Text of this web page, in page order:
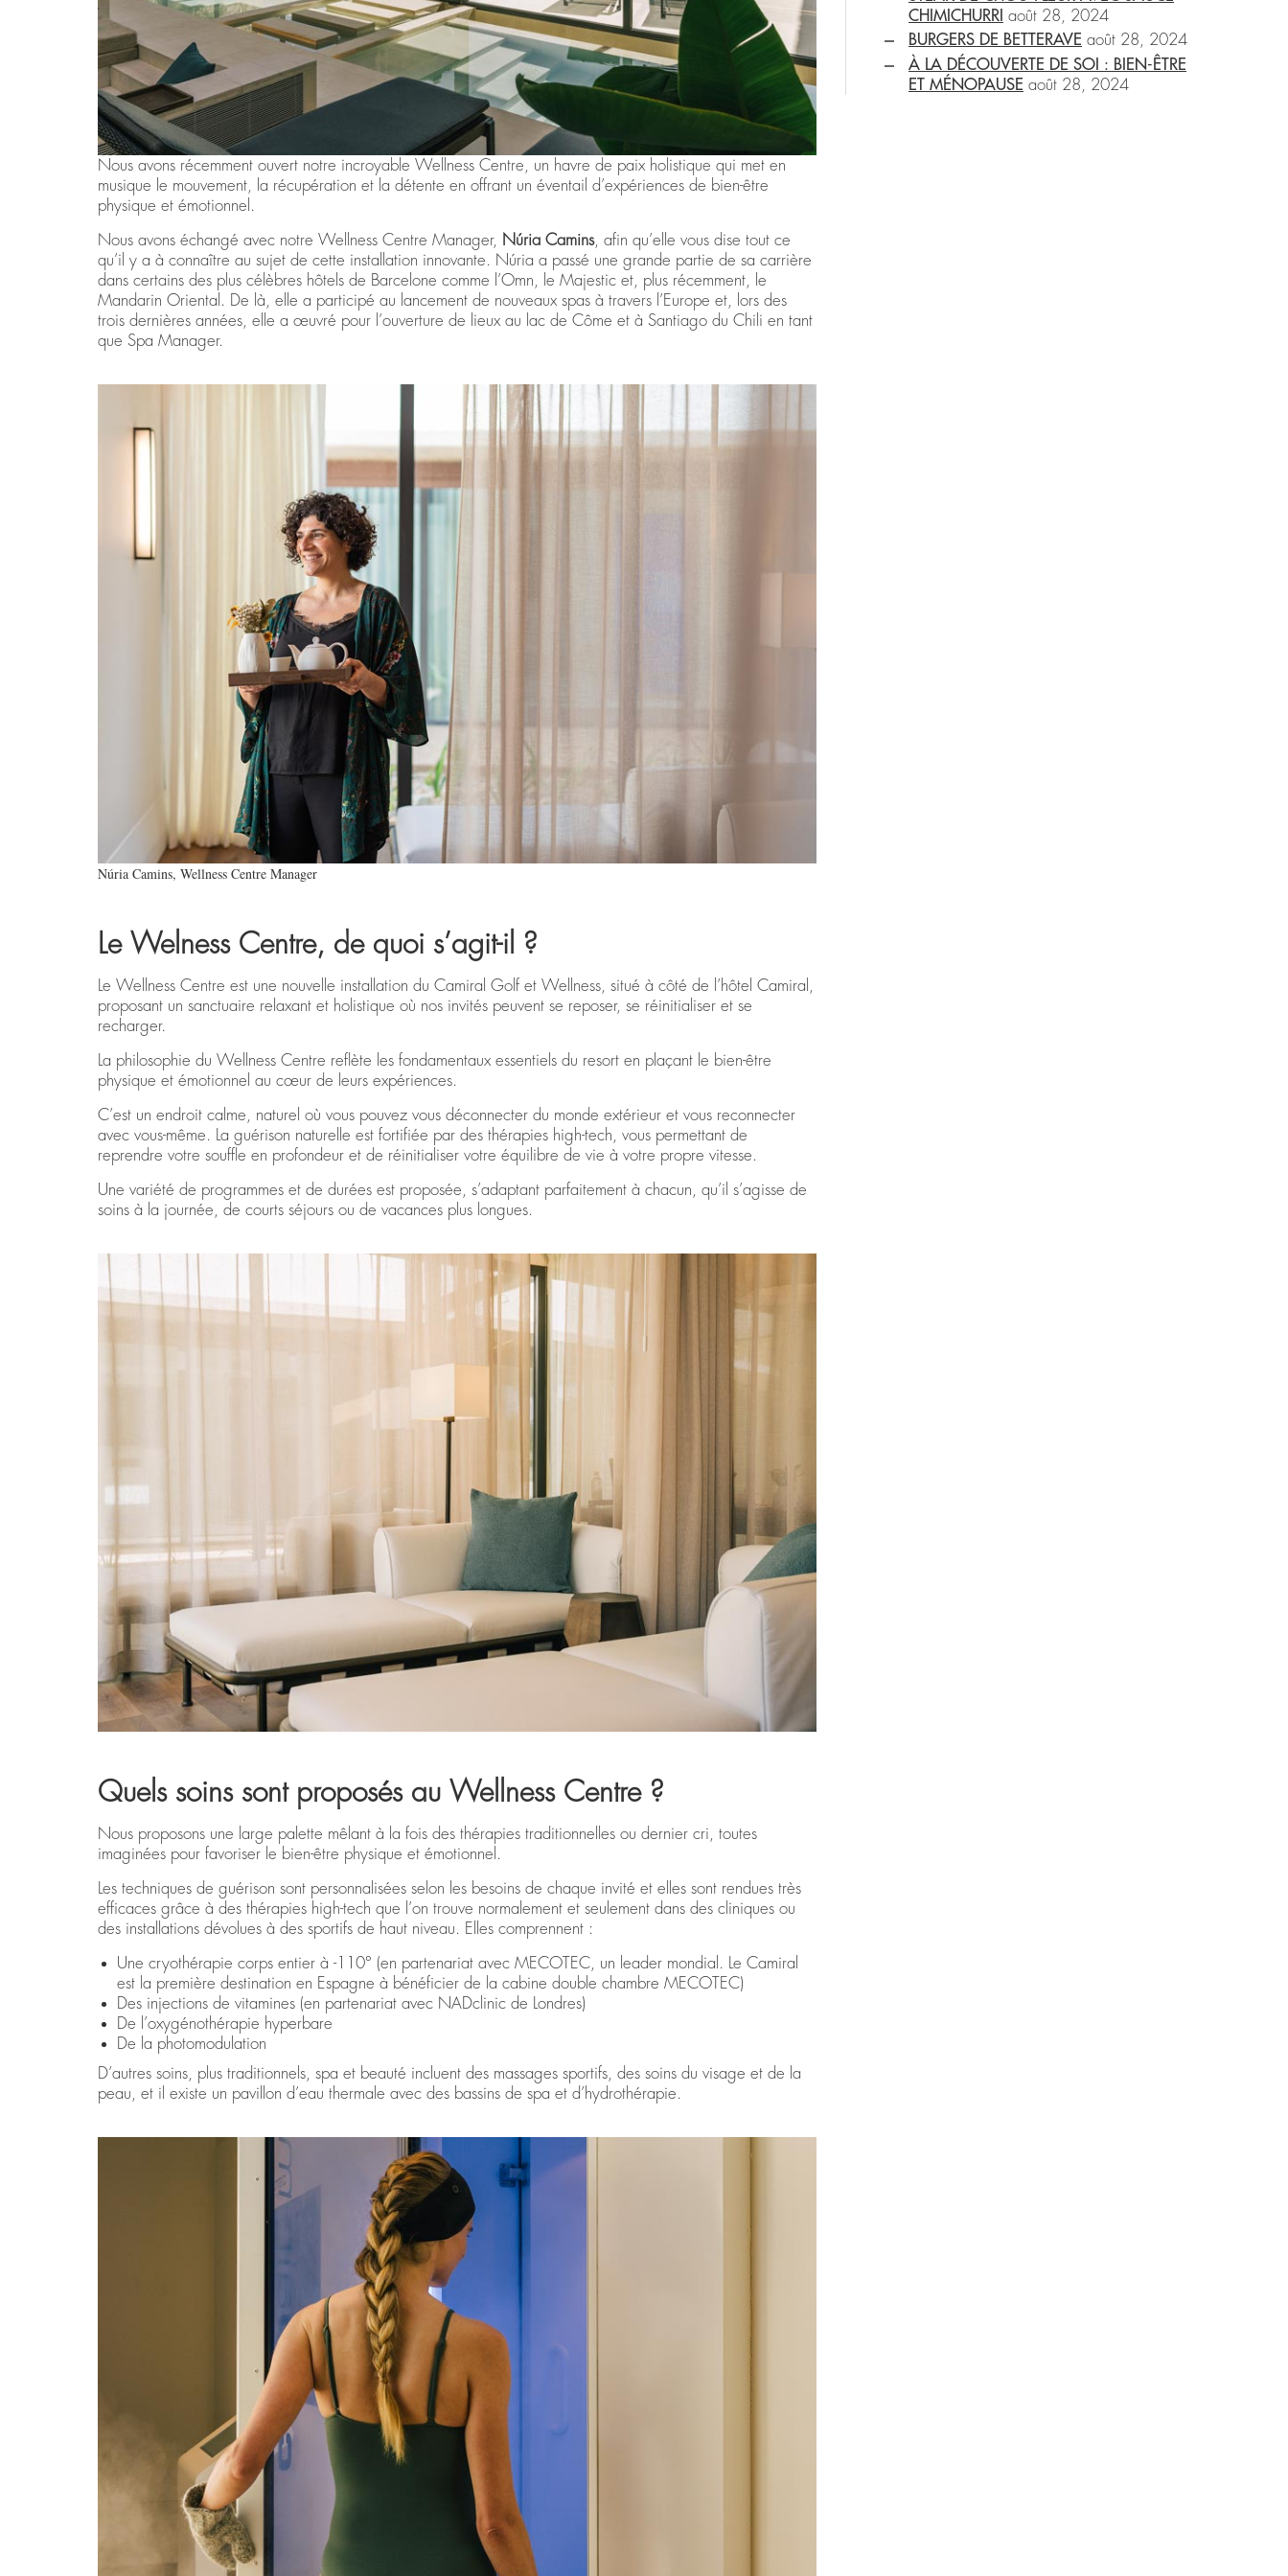
Nous avons récemment ouvert notre incroyable Wellness Centre, un havre de paix holistique qui met en
musique le mouvement, la récupération et la détente en offrant un éventail d’expériences de bien-être
physique et émotionnel.
Nous avons échangé avec notre Wellness Centre Manager, Núria Camins, afin qu’elle vous dise tout ce
qu’il y a à connaître au sujet de cette installation innovante. Núria a passé une grande partie de sa carrière
dans certains des plus célèbres hôtels de Barcelone comme l’Omn, le Majestic et, plus récemment, le
Mandarin Oriental. De là, elle a participé au lancement de nouveaux spas à travers l’Europe et, lors des
trois dernières années, elle a œuvré pour l’ouverture de lieux au lac de Côme et à Santiago du Chili en tant
que Spa Manager.
Núria Camins, Wellness Centre Manager
Le Welness Centre, de quoi s’agit-il ?
Le Wellness Centre est une nouvelle installation du Camiral Golf et Wellness, situé à côté de l’hôtel Camiral,
proposant un sanctuaire relaxant et holistique où nos invités peuvent se reposer, se réinitialiser et se
recharger.
La philosophie du Wellness Centre reflète les fondamentaux essentiels du resort en plaçant le bien-être
physique et émotionnel au cœur de leurs expériences.
C’est un endroit calme, naturel où vous pouvez vous déconnecter du monde extérieur et vous reconnecter
avec vous-même. La guérison naturelle est fortifiée par des thérapies high-tech, vous permettant de
reprendre votre souffle en profondeur et de réinitialiser votre équilibre de vie à votre propre vitesse.
Une variété de programmes et de durées est proposée, s’adaptant parfaitement à chacun, qu’il s’agisse de
soins à la journée, de courts séjours ou de vacances plus longues.
Quels soins sont proposés au Wellness Centre ?
Nous proposons une large palette mêlant à la fois des thérapies traditionnelles ou dernier cri, toutes
imaginées pour favoriser le bien-être physique et émotionnel.
Les techniques de guérison sont personnalisées selon les besoins de chaque invité et elles sont rendues très
efficaces grâce à des thérapies high-tech que l’on trouve normalement et seulement dans des cliniques ou
des installations dévolues à des sportifs de haut niveau. Elles comprennent :
Une cryothérapie corps entier à -110° (en partenariat avec MECOTEC, un leader mondial. Le Camiral
est la première destination en Espagne à bénéficier de la cabine double chambre MECOTEC)
Des injections de vitamines (en partenariat avec NADclinic de Londres)
De l’oxygénothérapie hyperbare
De la photomodulation
D’autres soins, plus traditionnels, spa et beauté incluent des massages sportifs, des soins du visage et de la
peau, et il existe un pavillon d’eau thermale avec des bassins de spa et d’hydrothérapie.
CHIMICHURRI août 28, 2024
BURGERS DE BETTERAVE août 28, 2024
À LA DÉCOUVERTE DE SOI : BIEN-ÊTRE
ET MÉNOPAUSE août 28, 2024